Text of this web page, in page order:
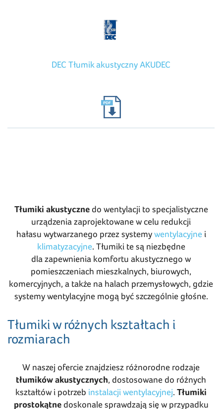
DEC Tłumik akustyczny AKUDEC
Tłumiki akustycznedo wentylacji to specjalistyczne
urządzenia zaprojektowane w celu redukcji
hałasu wytwarzanego przez systemywentylacyjnei
klimatyzacyjne. Tłumiki te są niezbędne
dla zapewnienia komfortu akustycznego w
pomieszczeniach mieszkalnych, biurowych,
komercyjnych, a także na halach przemysłowych, gdzie
systemy wentylacyjne mogą być szczególnie głośne.
Tłumiki w różnych kształtach i
rozmiarach
W naszej ofercie znajdziesz różnorodne rodzaje
tłumików akustycznych, dostosowane do różnych
kształtów i potrzeb instalacji wentylacyjnej. Tłumiki
prostokątnedoskonale sprawdzają się w przypadku